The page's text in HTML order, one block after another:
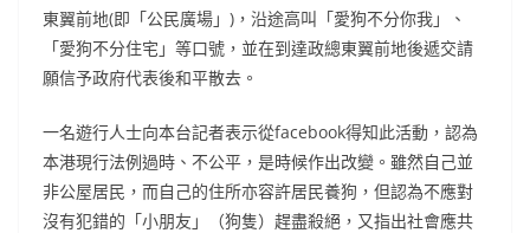
東翼前地(即「公民廣場」)，沿途高叫「愛狗不分你我」、
「愛狗不分住宅」等口號，並在到達政總東翼前地後遞交請
願信予政府代表後和平散去。
一名遊行人士向本台記者表示從facebook得知此活動，認為
本港現行法例過時、不公平，是時候作出改變。雖然自己並
非公屋居民，而自己的住所亦容許居民養狗，但認為不應對
沒有犯錯的「小朋友」（狗隻）趕盡殺絕，又指出社會應共